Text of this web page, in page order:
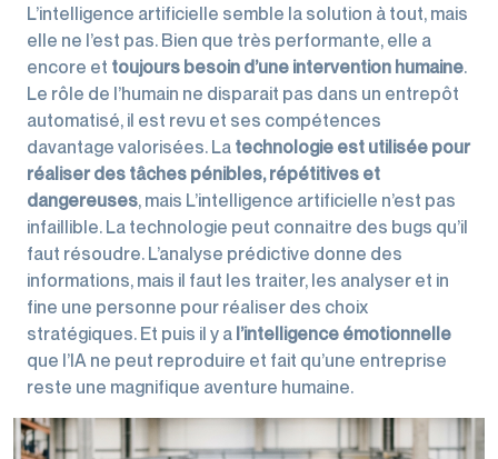
L’intelligence artificielle semble la solution à tout, mais
elle ne l’est pas. Bien que très performante, elle a
encore et toujours besoin d’une intervention humaine.
Le rôle de l’humain ne disparait pas dans un entrepôt
automatisé, il est revu et ses compétences
davantage valorisées. La technologie est utilisée pour
réaliser des tâches pénibles, répétitives et
dangereuses, mais L’intelligence artificielle n’est pas
infaillible. La technologie peut connaitre des bugs qu’il
faut résoudre. L’analyse prédictive donne des
informations, mais il faut les traiter, les analyser et in
fine une personne pour réaliser des choix
stratégiques. Et puis il y a l’intelligence émotionnelle
que l’IA ne peut reproduire et fait qu’une entreprise
reste une magnifique aventure humaine.